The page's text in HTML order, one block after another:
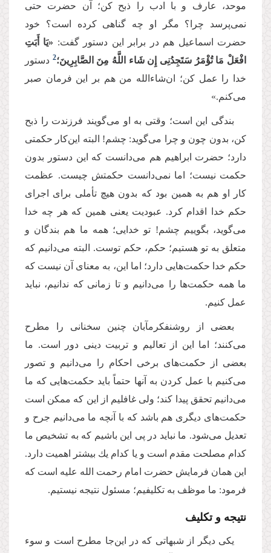
موحد، عارف و با ادب را ذبح کن؛ آن حضرت حتی
نمی‌پرسد چرا؟ مگر او چه گناهی کرده است؟ خود
حضرت اسماعیل هم در برابر این دستور گفت: «یَا أَبَتِ
افْعَلْ مَا تُؤْمَرُ سَتَجِدُنِی إِن شَاء اللَّهُ مِنَ الصَّابِرِینَ؛2 دستور
خدا را عمل کن؛ ان‌شاءالله من هم بر این فرمان صبر
می‌کنم.»
بندگی این است؛ وقتی به او می‌گویند فرزندت را ذبح
کن، بدون چون و چرا می‌گوید: چشم! البته این‌كار حکمتی
دارد؛ حضرت ابراهیم هم می‌دانست که این دستور بدون‌
حکمت‌ نیست؛ اما نمی‌دانست حکمتش چیست. عظمت
کار او هم به همین بود که بدون هیچ تأملی برای اجرای
حكم خدا اقدام كرد. عبودیت یعنی همین که هر چه خدا
می‌گوید، بگوییم چشم! تو خدایی؛ همه ما هم بندگان و
متعلق به تو هستیم؛ حكم، حكم توست. البته می‌دانیم كه
حكم خدا حکمت‌هایی دارد؛ اما این، به معنای آن نیست که
ما همه حکمت‌‌ها را می‌دانیم و تا زمانی كه ندانیم، نباید
عمل کنیم.
بعضی از روشنفکرمآبان چنین سخنانی را مطرح
می‌كنند؛ اما این از تعالیم و تربیت دینی دور است. ما
بعضی از حکمت‌های برخی احكام را می‌دانیم و تصور
می‌کنیم با عمل کردن به آنها حتماً باید حکمت‌هایی كه ما
می‌دانیم تحقق پیدا کند؛ ولی غافلیم از این که ممكن است
حکمت‌های دیگری هم باشد که با آنچه ما می‌دانیم جرح و
تعدیل می‌شود. ما نباید در پی این باشیم كه به تشخیص ما
کدام مصلحت مقدم است و یا کدام یك بیشتر اهمیت دارد.
این همان فرمایش حضرت امام رحمت الله علیه است كه
فرمود: ما موظف به تکلیفیم؛ مسئول نتیجه نیستیم.
نتیجه و تكلیف
یكی دیگر از شبهاتی كه در این‌جا مطرح است و سوء